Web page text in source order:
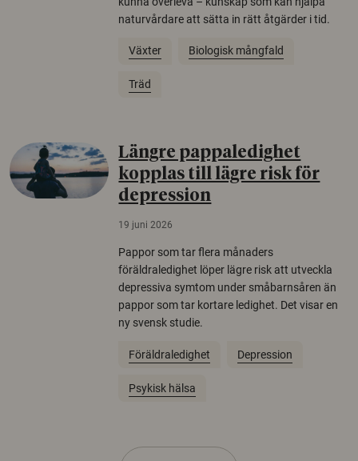
naturvårdare att sätta in rätt åtgärder i tid.
Växter Biologisk mångfald
Träd
Längre pappaledighet
kopplas till lägre risk för
depression
19 juni 2026
Pappor som tar flera månaders
föräldraledighet löper lägre risk att utveckla
depressiva symtom under småbarnsåren än
pappor som tar kortare ledighet. Det visar en
ny svensk studie.
Föräldraledighet Depression
Psykisk hälsa